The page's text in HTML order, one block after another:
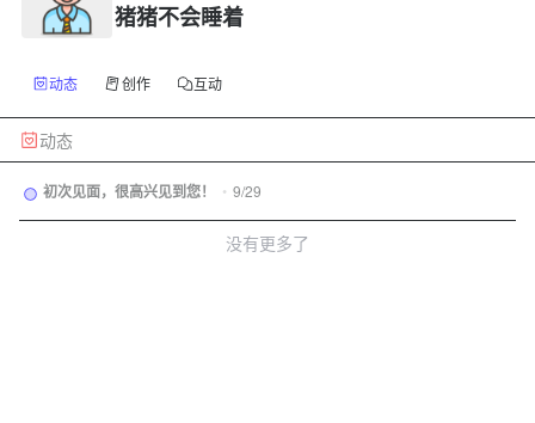
猪猪不会睡着
动态 创作 互动
动态
初次见面，很高兴见到您！ • 9/29
没有更多了